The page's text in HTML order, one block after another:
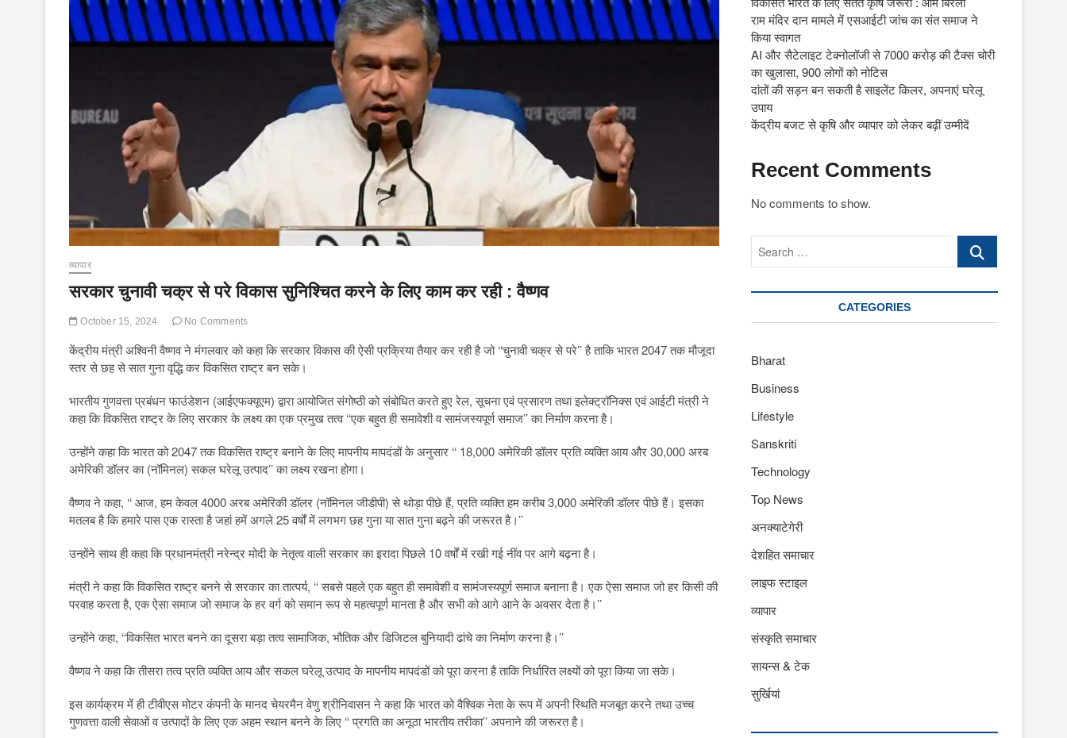
व्यापार
सरकार चुनावी चक्र से परे विकास सुनिश्चित करने के लिए काम कर रही : वैष्णव
October 15, 2024 No Comments
केंद्रीय मंत्री अश्विनी वैष्णव ने मंगलवार को कहा कि सरकार विकास की ऐसी प्रक्रिया तैयार कर रही है जो ‘‘चुनावी चक्र से परे’’ है ताकि भारत 2047 तक मौजूदा
स्तर से छह से सात गुना वृद्धि कर विकसित राष्ट्र बन सके।
भारतीय गुणवत्ता प्रबंधन फाउंडेशन (आईएफक्यूएम) द्वारा आयोजित संगोष्ठी को संबोधित करते हुए रेल, सूचना एवं प्रसारण तथा इलेक्ट्रॉनिक्स एवं आईटी मंत्री ने
कहा कि विकसित राष्ट्र के लिए सरकार के लक्ष्य का एक प्रमुख तत्व ‘‘एक बहुत ही समावेशी व सामंजस्यपूर्ण समाज’’ का निर्माण करना है।
उन्होंने कहा कि भारत को 2047 तक विकसित राष्ट्र बनाने के लिए मापनीय मापदंडों के अनुसार ‘‘ 18,000 अमेरिकी डॉलर प्रति व्यक्ति आय और 30,000 अरब
अमेरिकी डॉलर का (नॉमिनल) सकल घरेलू उत्पाद’’ का लक्ष्य रखना होगा।
वैष्णव ने कहा, ‘‘ आज, हम केवल 4000 अरब अमेरिकी डॉलर (नॉमिनल जीडीपी) से थोड़ा पीछे हैं, प्रति व्यक्ति हम करीब 3,000 अमेरिकी डॉलर पीछे हैं। इसका
मतलब है कि हमारे पास एक रास्ता है जहां हमें अगले 25 वर्षों में लगभग छह गुना या सात गुना बढ़ने की जरूरत है।’’
उन्होंने साथ ही कहा कि प्रधानमंत्री नरेन्द्र मोदी के नेतृत्व वाली सरकार का इरादा पिछले 10 वर्षों में रखी गई नींव पर आगे बढ़ना है।
मंत्री ने कहा कि विकसित राष्ट्र बनने से सरकार का तात्पर्य, ‘‘ सबसे पहले एक बहुत ही समावेशी व सामंजस्यपूर्ण समाज बनाना है। एक ऐसा समाज जो हर किसी की
परवाह करता है, एक ऐसा समाज जो समाज के हर वर्ग को समान रूप से महत्वपूर्ण मानता है और सभी को आगे आने के अवसर देता है।’’
उन्होंने कहा, ‘‘विकसित भारत बनने का दूसरा बड़ा तत्व सामाजिक, भौतिक और डिजिटल बुनियादी ढांचे का निर्माण करना है।’’
वैष्णव ने कहा कि तीसरा तत्व प्रति व्यक्ति आय और सकल घरेलू उत्पाद के मापनीय मापदंडों को पूरा करना है ताकि निर्धारित लक्ष्यों को पूरा किया जा सके।
इस कार्यक्रम में ही टीवीएस मोटर कंपनी के मानद चेयरमैन वेणु श्रीनिवासन ने कहा कि भारत को वैश्विक नेता के रूप में अपनी स्थिति मजबूत करने तथा उच्च
गुणवत्ता वाली सेवाओं व उत्पादों के लिए एक अहम स्थान बनने के लिए ‘‘ प्रगति का अनूठा भारतीय तरीका’’ अपनाने की जरूरत है।
राम मंदिर दान मामले में एसआईटी जांच का संत समाज ने
किया स्वागत
AI और सैटेलाइट टेक्नोलॉजी से 7000 करोड़ की टैक्स चोरी
का खुलासा, 900 लोगों को नोटिस
दांतों की सड़न बन सकती है साइलेंट किलर, अपनाएं घरेलू
उपाय
केंद्रीय बजट से कृषि और व्यापार को लेकर बढ़ीं उम्मीदें
Recent Comments
No comments to show.
Search
CATEGORIES
Bharat
Business
Lifestyle
Sanskriti
Technology
Top News
अनक्याटेगेरी
देशहित समाचार
लाइफ स्टाइल
व्यापार
संस्कृति समाचार
सायन्स & टेक
सुर्खियां